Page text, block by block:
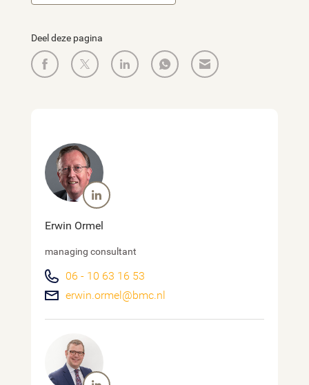
Deel deze pagina
Erwin Ormel
managing consultant
06 - 10 63 16 53
erwin.ormel@bmc.nl